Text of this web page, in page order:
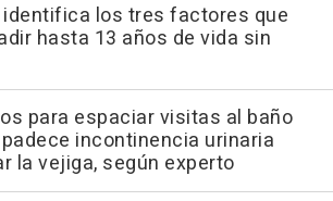
identifica los tres factores que
hasta 13 años de vida sin
para espaciar visitas al baño
incontinencia urinaria
la vejiga, según experto